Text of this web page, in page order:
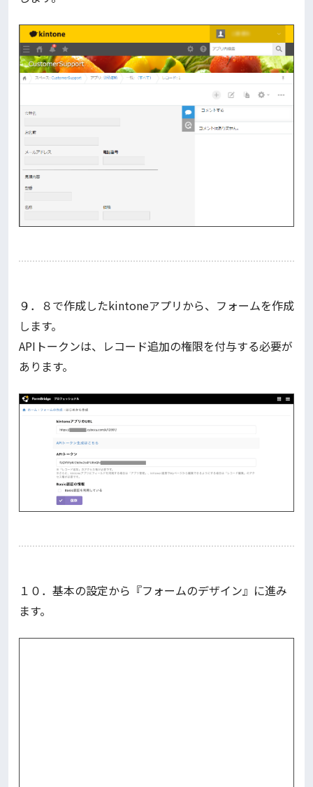
９．８で作成したkintoneアプリから、フォームを作成
します。
APIトークンは、レコード追加の権限を付与する必要が
あります。
１０．基本の設定から『フォームのデザイン』に進み
ます。